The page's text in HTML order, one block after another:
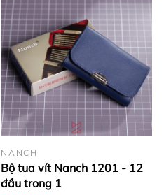
NANCH
Bộ tua vít Nanch 1201 - 12
đầu trong 1